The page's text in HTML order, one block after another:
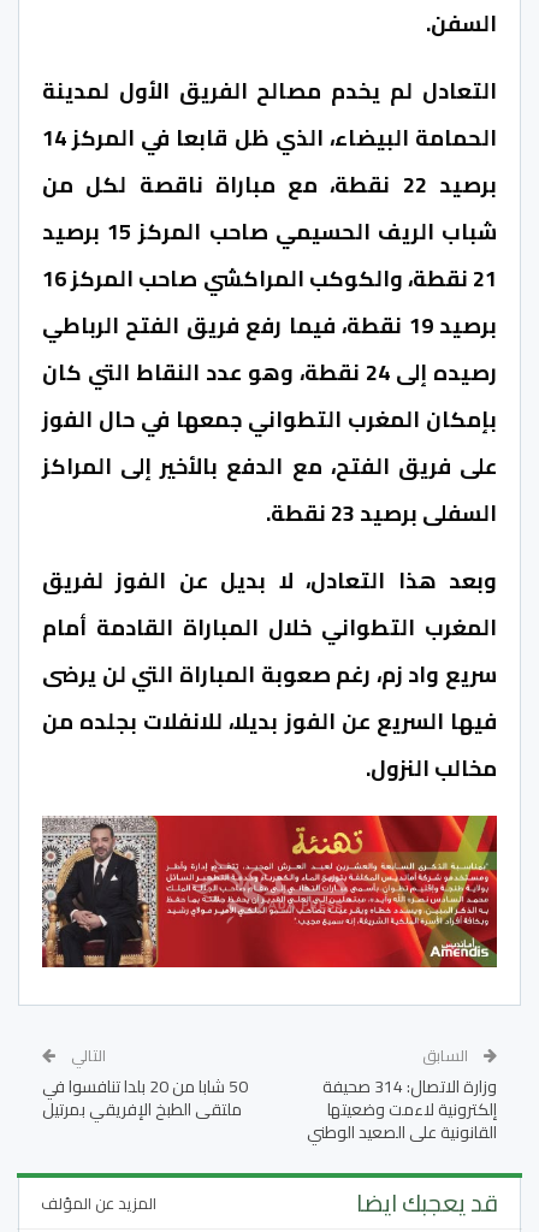
السفن.
التعادل لم يخدم مصالح الفريق الأول لمدينة
الحمامة البيضاء، الذي ظل قابعا في المركز 14
برصيد 22 نقطة، مع مباراة ناقصة لكل من
شباب الريف الحسيمي صاحب المركز 15 برصيد
21 نقطة، والكوكب المراكشي صاحب المركز 16
برصيد 19 نقطة، فيما رفع فريق الفتح الرباطي
رصيده إلى 24 نقطة، وهو عدد النقاط التي كان
بإمكان المغرب التطواني جمعها في حال الفوز
على فريق الفتح، مع الدفع بالأخير إلى المراكز
السفلى برصيد 23 نقطة.
وبعد هذا التعادل، لا بديل عن الفوز لفريق
المغرب التطواني خلال المباراة القادمة أمام
سريع واد زم، رغم صعوبة المباراة التي لن يرضى
فيها السريع عن الفوز بديلا، للانفلات بجلده من
مخالب النزول.
السابق
وزارة الاتصال: 314 صحيفة
إلكترونية لاءمت وضعيتها
القانونية على الصعيد الوطني
التالي
50 شابا من 20 بلدا تنافسوا في
ملتقى الطبخ الإفريقي بمرتيل
قد يعجبك ايضا المزيد عن المؤلف